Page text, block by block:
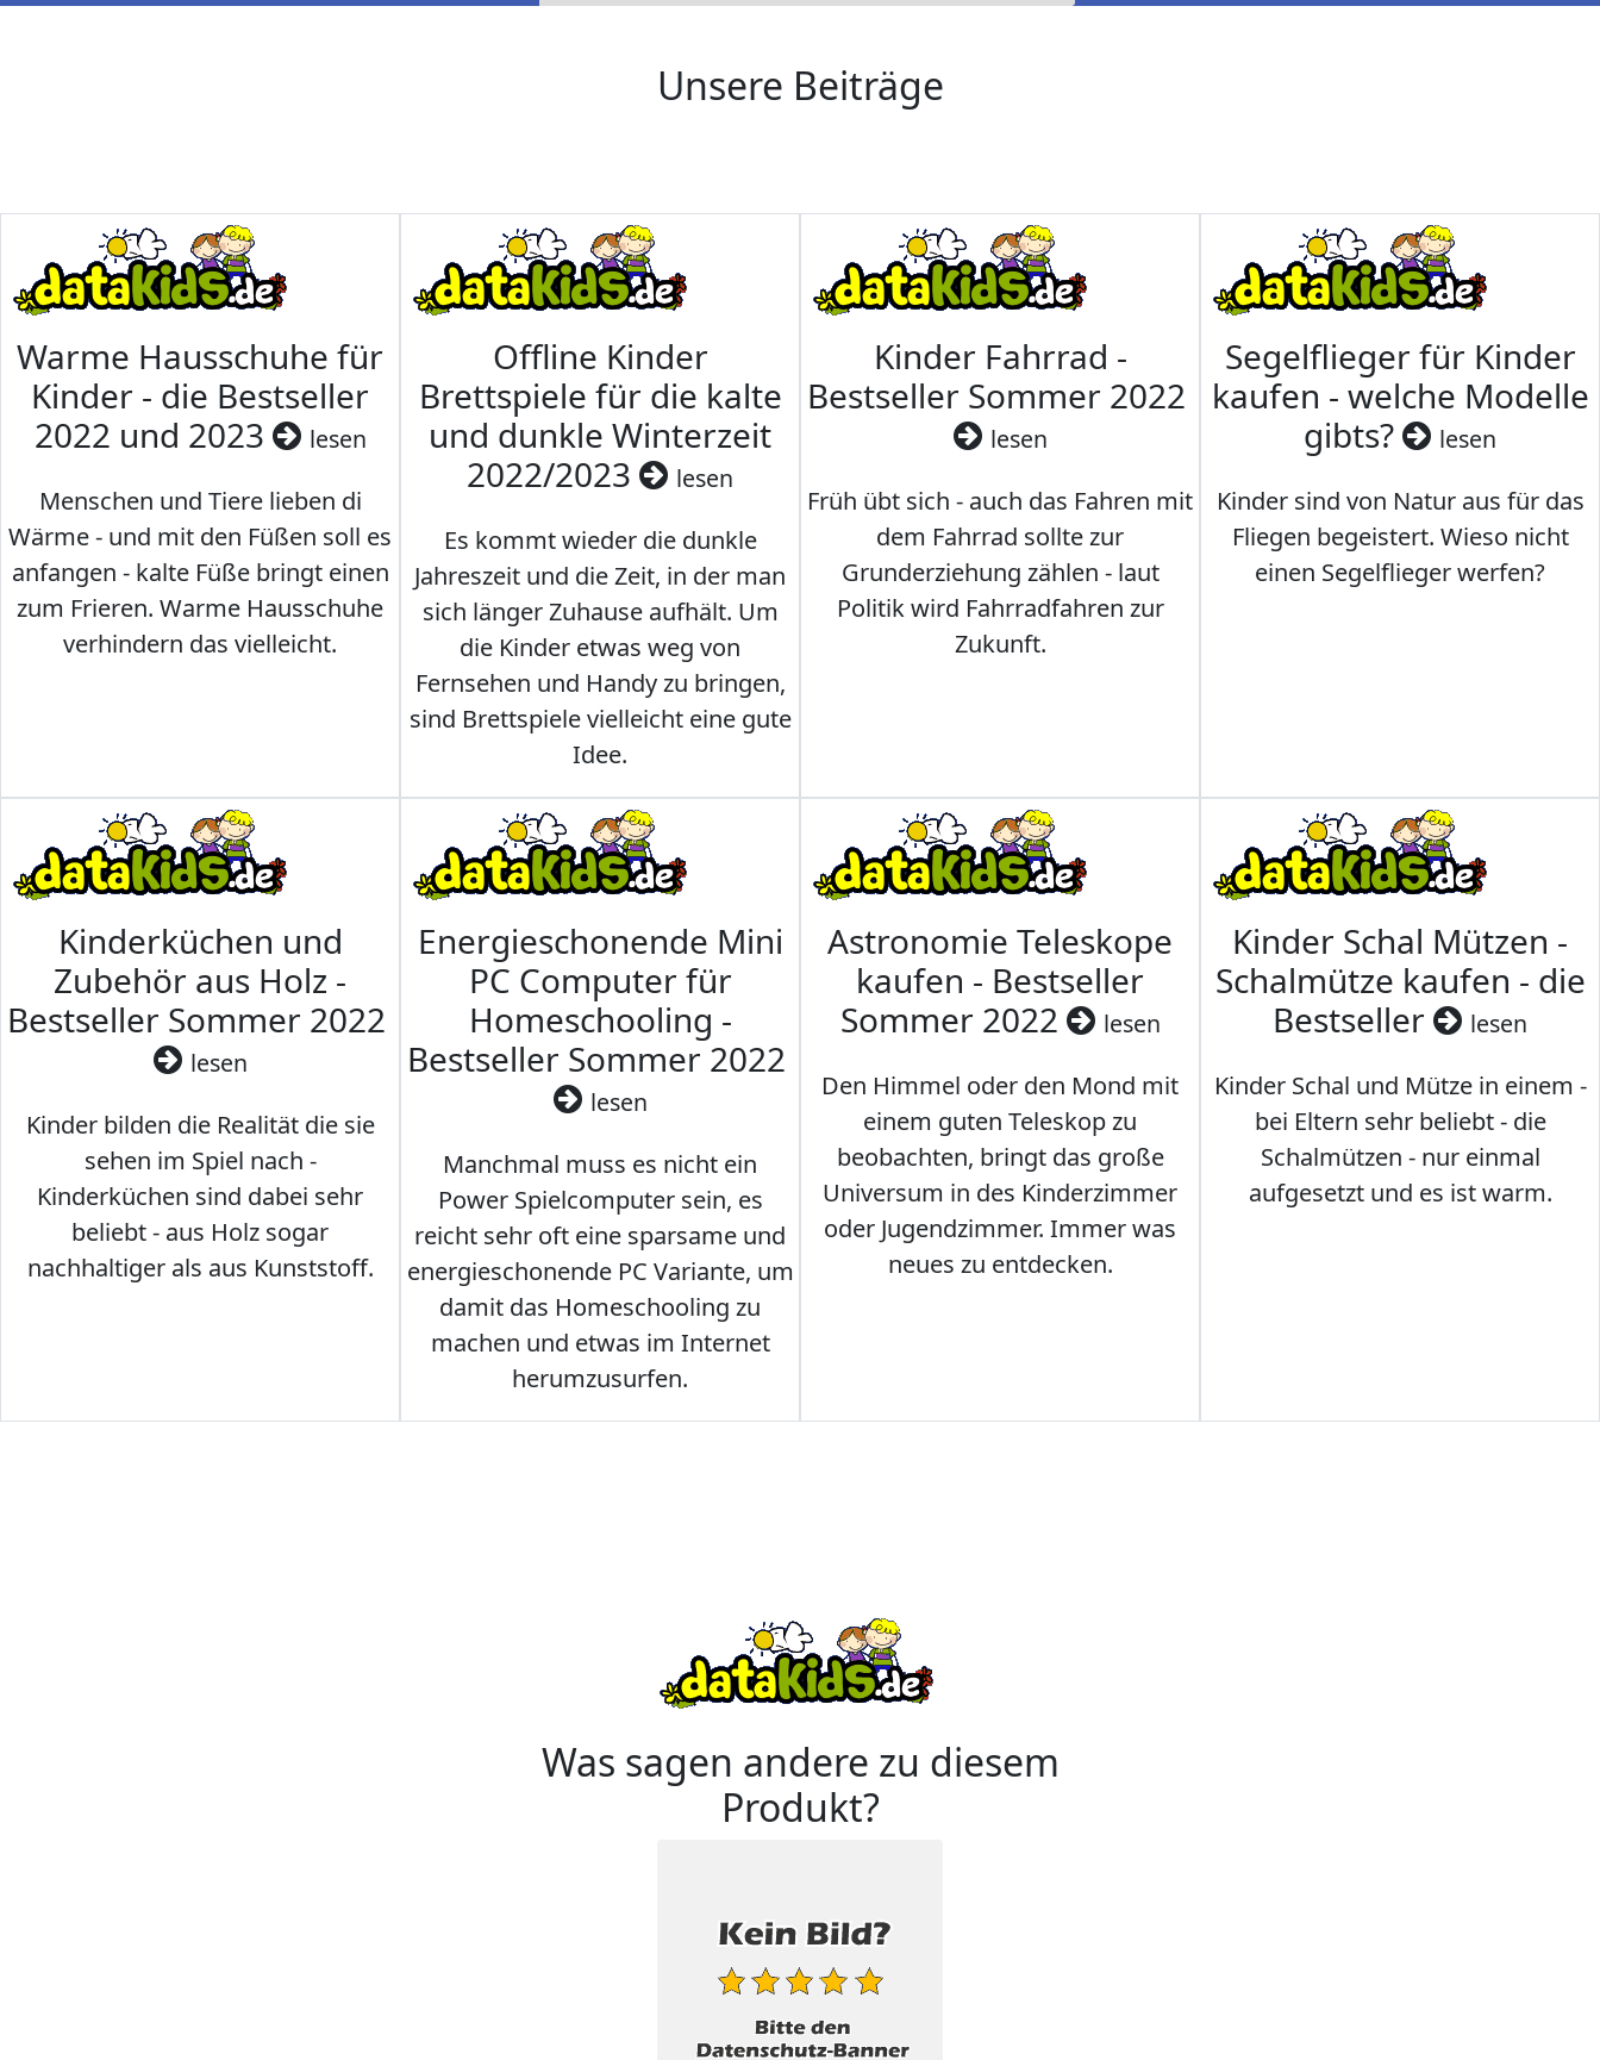
Unsere Beiträge
Warme Hausschuhe für
Kinder - die Bestseller
2022 und 2023
lesen
Menschen und Tiere lieben di
Wärme - und mit den Füßen soll es
anfangen - kalte Füße bringt einen
zum Frieren. Warme Hausschuhe
verhindern das vielleicht.
Offline Kinder
Brettspiele für die kalte
und dunkle Winterzeit
2022/2023
lesen
Es kommt wieder die dunkle
Jahreszeit und die Zeit, in der man
sich länger Zuhause aufhält. Um
die Kinder etwas weg von
Fernsehen und Handy zu bringen,
sind Brettspiele vielleicht eine gute
Idee.
Kinder Fahrrad -
Bestseller Sommer 2022
lesen
Früh übt sich - auch das Fahren mit
dem Fahrrad sollte zur
Grunderziehung zählen - laut
Politik wird Fahrradfahren zur
Zukunft.
Segelflieger für Kinder
kaufen - welche Modelle
gibts?
lesen
Kinder sind von Natur aus für das
Fliegen begeistert. Wieso nicht
einen Segelflieger werfen?
Kinderküchen und
Zubehör aus Holz -
Bestseller Sommer 2022
lesen
Kinder bilden die Realität die sie
sehen im Spiel nach -
Kinderküchen sind dabei sehr
beliebt - aus Holz sogar
nachhaltiger als aus Kunststoff.
Energieschonende Mini
PC Computer für
Homeschooling -
Bestseller Sommer 2022
lesen
Manchmal muss es nicht ein
Power Spielcomputer sein, es
reicht sehr oft eine sparsame und
energieschonende PC Variante, um
damit das Homeschooling zu
machen und etwas im Internet
herumzusurfen.
Astronomie Teleskope
kaufen - Bestseller
Sommer 2022
lesen
Den Himmel oder den Mond mit
einem guten Teleskop zu
beobachten, bringt das große
Universum in des Kinderzimmer
oder Jugendzimmer. Immer was
neues zu entdecken.
Kinder Schal Mützen -
Schalmütze kaufen - die
Bestseller
lesen
Kinder Schal und Mütze in einem -
bei Eltern sehr beliebt - die
Schalmützen - nur einmal
aufgesetzt und es ist warm.
Was sagen andere zu diesem
Produkt?